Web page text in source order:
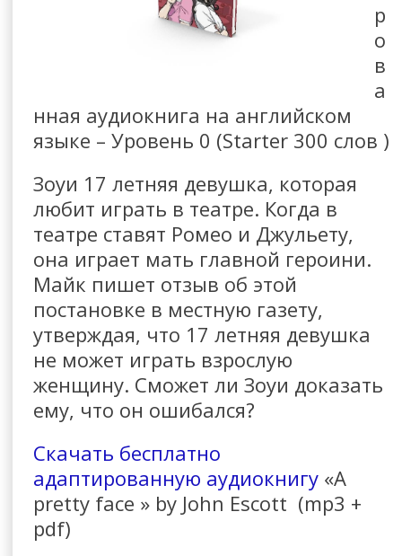
р
о
в
а
нная аудиокнига на английском
языке – Уровень 0 (Starter 300 слов )
Зоуи 17 летняя девушка, которая
любит играть в театре. Когда в
театре ставят Ромео и Джульету,
она играет мать главной героини.
Майк пишет отзыв об этой
постановке в местную газету,
утверждая, что 17 летняя девушка
не может играть взрослую
женщину. Сможет ли Зоуи доказать
ему, что он ошибался?
Скачать бесплатно
адаптированную аудиокнигу«A
pretty face » by John Escott (mp3 +
pdf)